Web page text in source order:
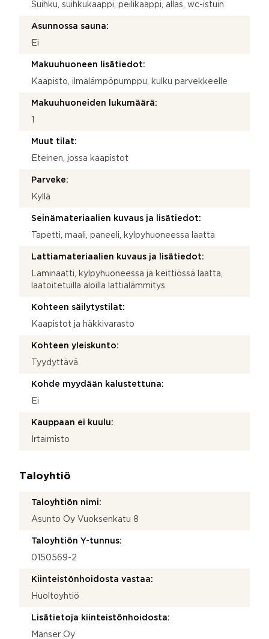
Suihku, suihkukaappi, peilikaappi, allas, wc-istuin
Asunnossa sauna:
Ei
Makuuhuoneen lisätiedot:
Kaapisto, ilmalämpöpumppu, kulku parvekkeelle
Makuuhuoneiden lukumäärä:
Muut tilat:
Eteinen, jossa kaapistot
Parveke:
Kyllä
Seinämateriaalien kuvaus ja lisätiedot:
Tapetti, maali, paneeli, kylpyhuoneessa laatta
Lattiamateriaalien kuvaus ja lisätiedot:
Laminaatti, kylpyhuoneessa ja keittiössä laatta,
laatoitetuilla aloilla lattialämmitys.
Kohteen säilytystilat:
Kaapistot ja häkkivarasto
Kohteen yleiskunto:
Tyydyttävä
Kohde myydään kalustettuna:
Ei
Kauppaan ei kuulu:
Irtaimisto
Taloyhtiö
Taloyhtiön nimi:
Asunto Oy Vuoksenkatu 8
Taloyhtiön Y-tunnus:
0150569-2
Kiinteistönhoidosta vastaa:
Huoltoyhtiö
Lisätietoja kiinteistönhoidosta:
Manser Oy